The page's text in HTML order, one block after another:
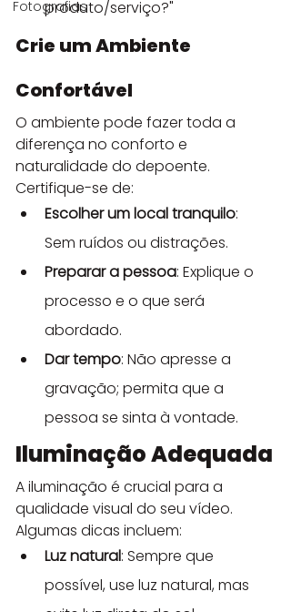
Fotografias
produto/serviço?"
Crie um Ambiente
Confortável
O ambiente pode fazer toda a
diferença no conforto e
naturalidade do depoente.
Certifique-se de:
Escolher um local tranquilo:
Sem ruídos ou distrações.
Preparar a pessoa: Explique o
processo e o que será
abordado.
Dar tempo: Não apresse a
gravação; permita que a
pessoa se sinta à vontade.
Iluminação Adequada
A iluminação é crucial para a
qualidade visual do seu vídeo.
Algumas dicas incluem:
Luz natural: Sempre que
possível, use luz natural, mas